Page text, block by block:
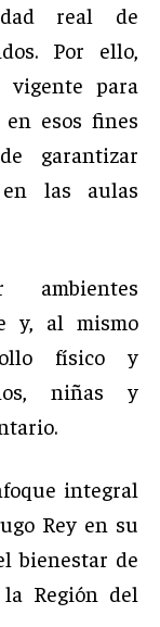
real de
Por ello,
para
esos fines
garantizar
en las aulas
ambientes
y, al mismo
físico y
niñas y
integral
Rey en su
bienestar de
Región del